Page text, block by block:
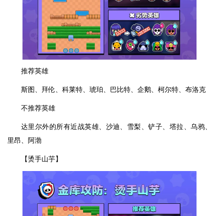
推荐英雄
斯图、拜伦、科莱特、琥珀、巴比特、企鹅、柯尔特、布洛克
不推荐英雄
达里尔外的所有近战英雄、沙迪、雪梨、铲子、塔拉、乌鸦、
里昂、阿渤
【烫手山芋】